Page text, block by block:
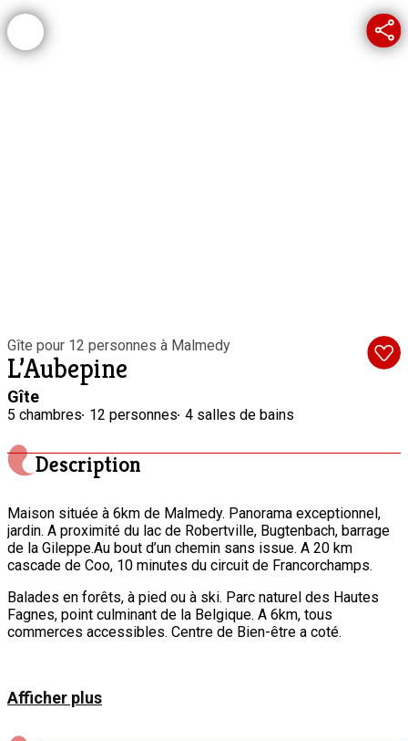
Gîte pour 12 personnes à Malmedy
L’Aubepine
Gîte
5 chambres 12 personnes 4 salles de bains
Description
Maison située à 6km de Malmedy. Panorama exceptionnel,
jardin. A proximité du lac de Robertville, Bugtenbach, barrage
de la Gileppe.Au bout d’un chemin sans issue. A 20 km
cascade de Coo, 10 minutes du circuit de Francorchamps.
Balades en forêts, à pied ou à ski. Parc naturel des Hautes
Fagnes, point culminant de la Belgique. A 6km, tous
commerces accessibles. Centre de Bien-être a coté.
Afficher plus